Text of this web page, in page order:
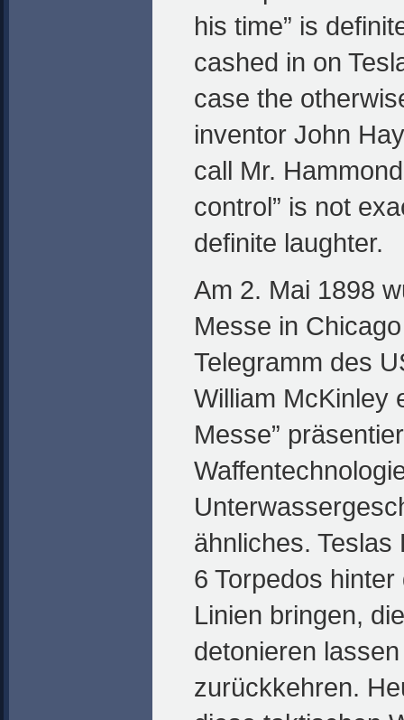
his time” is
cashed in on
case the
inventor John
call Mr.
control” is not
definite laughter.
Am 2. Mai 1898
Messe in
Telegramm des
William McKinley
Messe”
ähnliches.
6 Torpedos
Linien bringen,
detonieren
zurückkehren.